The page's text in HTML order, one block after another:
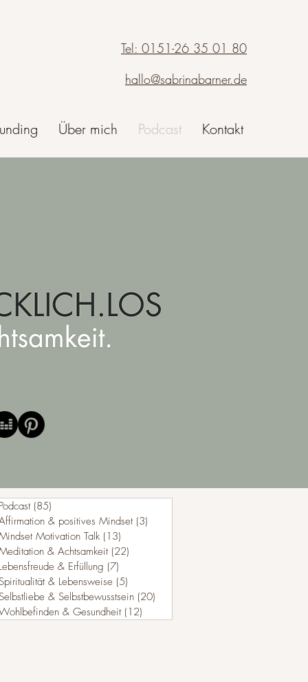
Tel: 0151-26 35 01 80
hallo@sabrinabarner.de
Über mich Podcast Kontakt
(85)
& positives Mindset (3)
Motivation Talk (13)
& Achtsamkeit (22)
& Erfüllung (7)
& Lebensweise (5)
& Selbstbewusstsein (20)
& Gesundheit (12)